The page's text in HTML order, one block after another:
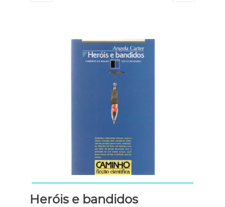
Heróis e bandidos